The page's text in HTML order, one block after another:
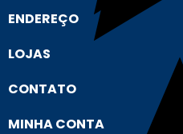
ENDEREÇO
LOJAS
CONTATO
MINHA CONTA